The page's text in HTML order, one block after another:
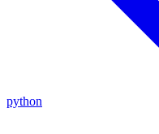
python